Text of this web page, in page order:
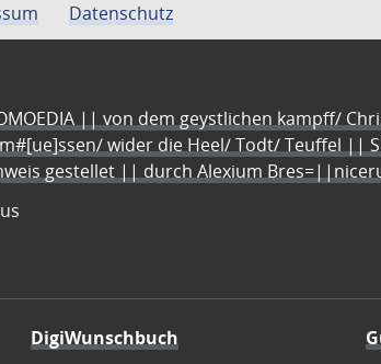
Datenschutz
|| von dem geystlichen kampff/
wider die Heel/ Todt/ Teuffel ||
gestellet || durch Alexium
DigiWunschbuch